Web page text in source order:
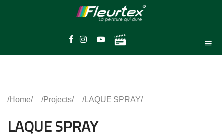
Home Projects LAQUE SPRAY
LAQUE SPRAY